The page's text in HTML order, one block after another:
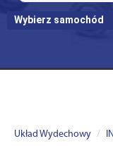
Wybierz samochód
Układ Wydechowy